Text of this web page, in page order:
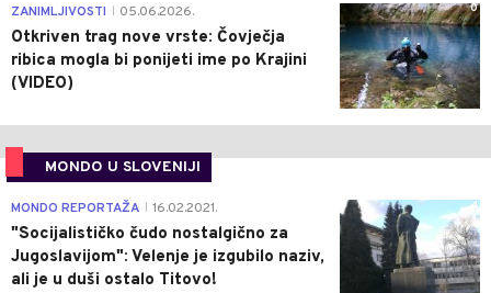
0
ZANIMLJIVOSTI 05.06.2026.
Otkriven trag nove vrste: Čovječja
ribica mogla bi ponijeti ime po Krajini
(VIDEO)
MONDO U SLOVENIJI
4
MONDO REPORTAŽA 16.02.2021.
"Socijalističko čudo nostalgično za
Jugoslavijom": Velenje je izgubilo naziv,
ali je u duši ostalo Titovo!